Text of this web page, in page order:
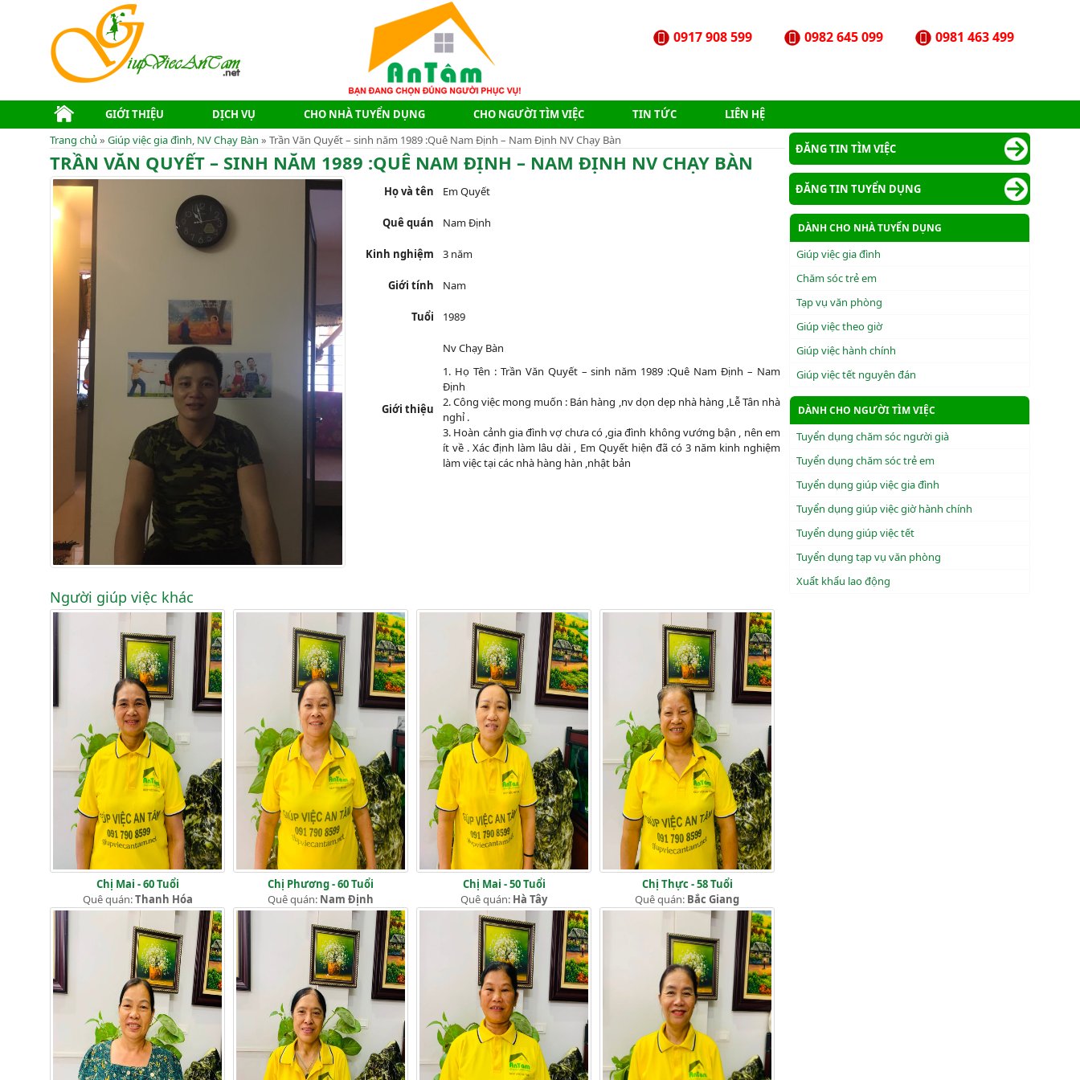
0981 463 499
0982 645 099
0917 908 599
GIỚI THIỆU DỊCH VỤ CHO NHÀ TUYỂN DỤNG CHO NGƯỜI TÌM VIỆC TIN TỨC
LIÊN HỆ
Trang chủ » Giúp việc gia đình, NV Chạy Bàn » Trần Văn Quyết – sinh năm 1989 :Quê Nam Định – Nam Định NV Chạy Bàn
TRẦN VĂN QUYẾT – SINH NĂM 1989 :QUÊ NAM ĐỊNH – NAM ĐỊNH NV CHẠY BÀN
Họ và tên Em Quyết
Quê quán Nam Định
Kinh nghiệm 3 năm
Giới tính Nam
Tuổi 1989
Giới thiệu
Nv Chạy Bàn
1. Họ Tên : Trần Văn Quyết – sinh năm 1989 :Quê Nam Định – Nam
Định
2. Công việc mong muốn : Bán hàng ,nv dọn dẹp nhà hàng ,Lễ Tân nhà
nghỉ .
3. Hoàn cảnh gia đình vợ chưa có ,gia đình không vướng bận , nên em
ít về . Xác định làm lâu dài , Em Quyết hiện đã có 3 năm kinh nghiệm
làm việc tại các nhà hàng hàn ,nhật bản
Người giúp việc khác
Chị Mai - 60 Tuổi
Quê quán:Thanh Hóa
Chị Phương - 60 Tuổi
Quê quán: Nam Định
Chị Mai - 50 Tuổi
Quê quán: Hà Tây
Chị Thực - 58 Tuổi
Quê quán: Bắc Giang
ĐĂNG TIN TÌM VIỆC
ĐĂNG TIN TUYỂN DỤNG
DÀNH CHO NHÀ TUYỂN DỤNG
Giúp việc gia đình
Chăm sóc trẻ em
Tạp vụ văn phòng
Giúp việc theo giờ
Giúp việc hành chính
Giúp việc tết nguyên đán
DÀNH CHO NGƯỜI TÌM VIỆC
Tuyển dụng chăm sóc người già
Tuyển dụng chăm sóc trẻ em
Tuyển dụng giúp việc gia đình
Tuyển dụng giúp việc giờ hành chính
Tuyển dụng giúp việc tết
Tuyển dụng tạp vụ văn phòng
Xuẩt khẩu lao động